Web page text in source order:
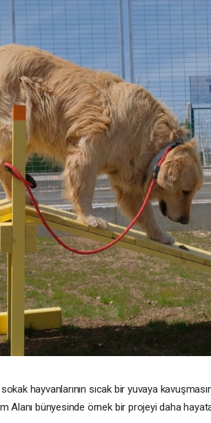
hayvanlarının sıcak bir yuvaya
Alanı bünyesinde örnek bir projeyi daha